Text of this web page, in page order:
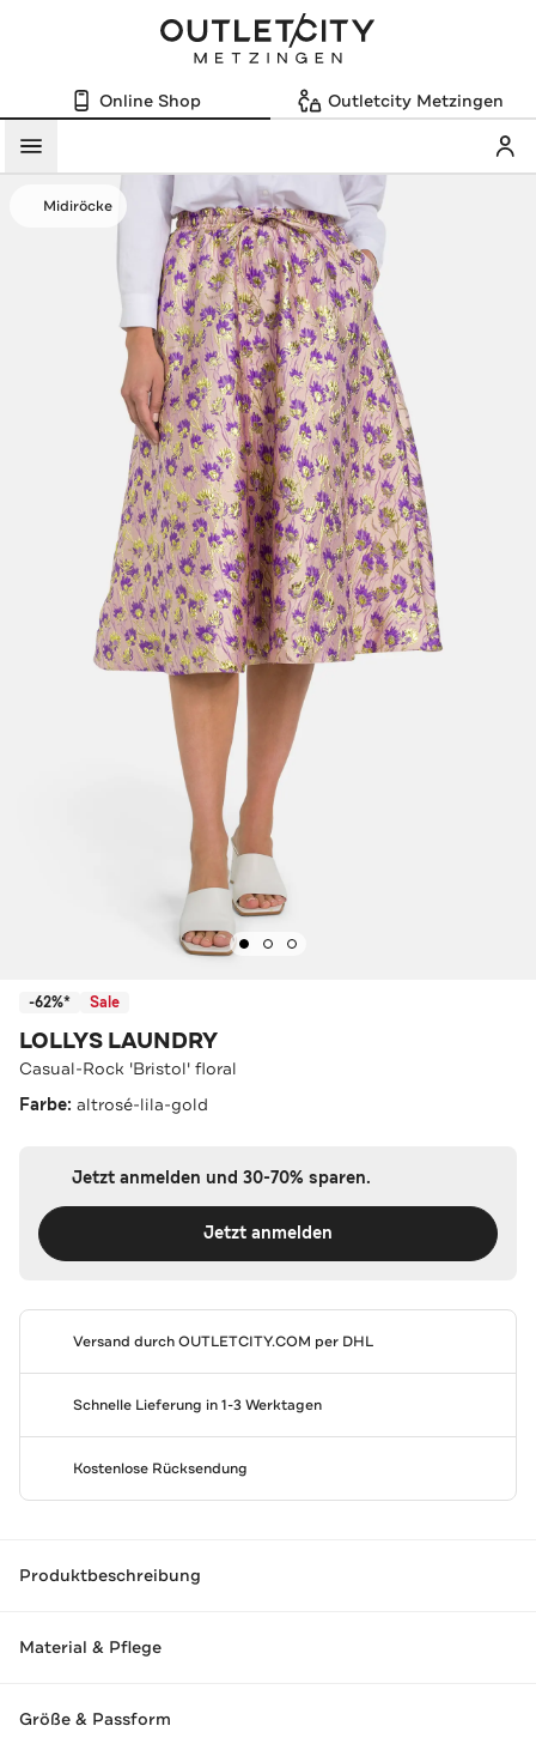
Online Shop Outletcity Metzingen
Menü
Midiröcke
-62%* Sale
LOLLYS LAUNDRY
Casual-Rock 'Bristol' floral
Farbe: altrosé-lila-gold
Jetzt anmelden und 30-70% sparen.
Jetzt anmelden
Versand durchOUTLETCITY.COM per DHL
Schnelle Lieferung in 1-3 Werktagen
Kostenlose Rücksendung
Produktbeschreibung
Material & Pflege
Größe & Passform